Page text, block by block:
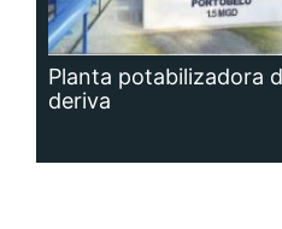
Planta potabilizadora
deriva